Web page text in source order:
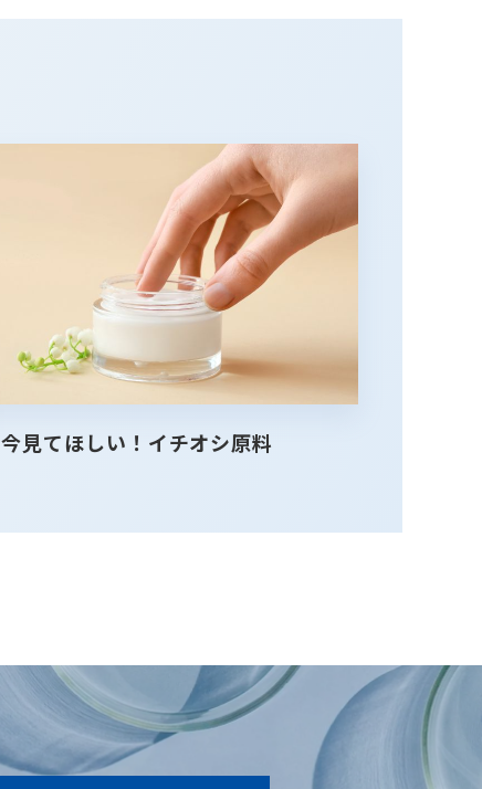
今見てほしい！イチオシ原料